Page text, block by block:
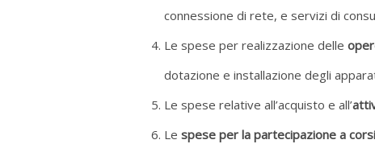
connessione di rete, e servizi di
Le spese per realizzazione delle
dotazione e installazione degli
Le spese relative all’acquisto e all’
Le spese per la partecipazione a corsi